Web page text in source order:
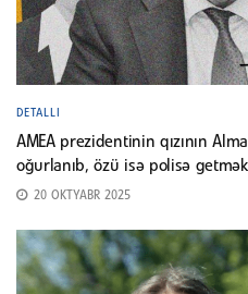
DETALLI
AMEA prezidentinin qızının
oğurlanıb, özü isə polisə
20 OKTYABR 2025